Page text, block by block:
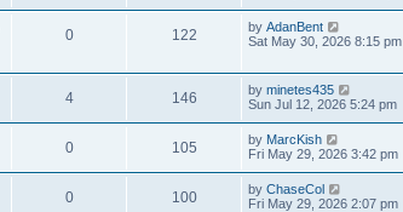
0 122 by AdanBent
Sat May 30, 2026 8:15 pm
4 146 by minetes435
Sun Jul 12, 2026 5:24 pm
0 105 by MarcKish
Fri May 29, 2026 3:42 pm
0 100 by ChaseCol
Fri May 29, 2026 2:07 pm